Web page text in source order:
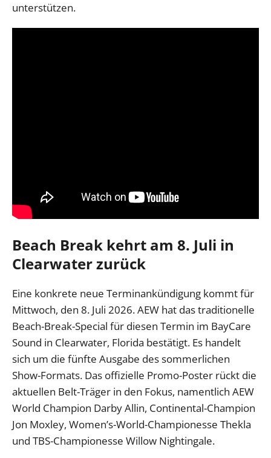
unterstützen.
Beach Break kehrt am 8. Juli in
Clearwater zurück
Eine konkrete neue Terminankündigung kommt für
Mittwoch, den 8. Juli 2026. AEW hat das traditionelle
Beach-Break-Special für diesen Termin im BayCare
Sound in Clearwater, Florida bestätigt. Es handelt
sich um die fünfte Ausgabe des sommerlichen
Show-Formats. Das offizielle Promo-Poster rückt die
aktuellen Belt-Träger in den Fokus, namentlich AEW
World Champion Darby Allin, Continental-Champion
Jon Moxley, Women’s-World-Championesse Thekla
und TBS-Championesse Willow Nightingale.